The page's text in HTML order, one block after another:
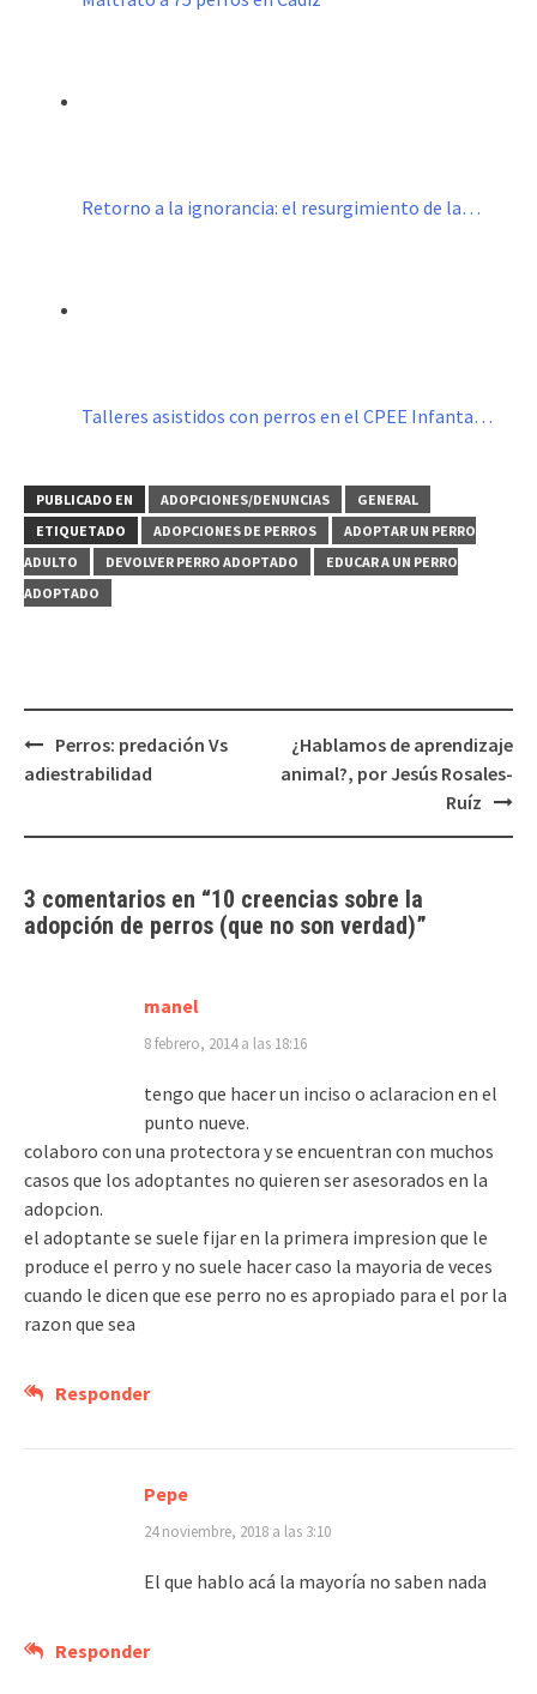
Retorno a la ignorancia: el resurgimiento de la…
Talleres asistidos con perros en el CPEE Infanta…
PUBLICADO EN ADOPCIONES/DENUNCIAS
GENERAL
ETIQUETADO
ADOPCIONES DE PERROS
ADOPTAR UN PERRO
ADULTO
DEVOLVER PERRO ADOPTADO
EDUCAR A UN PERRO
ADOPTADO
Navegación
de
Perros: predación Vs
adiestrabilidad
¿Hablamos de aprendizaje
animal?, por Jesús Rosales-
Ruíz
3 comentarios en “10 creencias sobre la
adopción de perros (que no son verdad)”
manel
8 febrero, 2014 a las 18:16
tengo que hacer un inciso o aclaracion en el
punto nueve.
colaboro con una protectora y se encuentran con muchos
casos que los adoptantes no quieren ser asesorados en la
adopcion.
el adoptante se suele fijar en la primera impresion que le
produce el perro y no suele hacer caso la mayoria de veces
cuando le dicen que ese perro no es apropiado para el por la
razon que sea
Responder
Pepe
24 noviembre, 2018 a las 3:10
El que hablo acá la mayoría no saben nada
Responder